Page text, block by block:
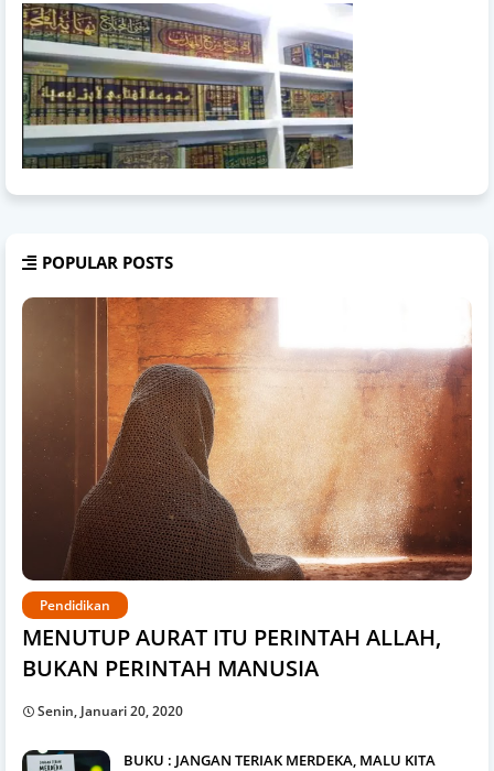
POPULAR POSTS
Pendidikan
MENUTUP AURAT ITU PERINTAH ALLAH,
BUKAN PERINTAH MANUSIA
Senin, Januari 20, 2020
BUKU : JANGAN TERIAK MERDEKA, MALU KITA